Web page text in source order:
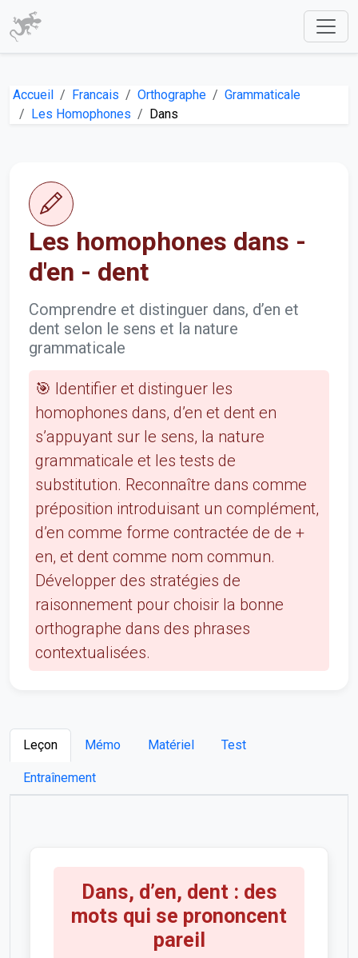
Accueil Francais Orthographe
Grammaticale
Les Homophones
Dans
Les homophones dans -
d'en - dent
Comprendre et distinguer dans, d’en et
dent selon le sens et la nature
grammaticale
🎯 Identifier et distinguer les
homophones dans, d’en et dent en
s’appuyant sur le sens, la nature
grammaticale et les tests de
substitution. Reconnaître dans comme
préposition introduisant un complément,
d’en comme forme contractée de de +
en, et dent comme nom commun.
Développer des stratégies de
raisonnement pour choisir la bonne
orthographe dans des phrases
contextualisées.
Leçon Mémo Matériel Test
Entraînement
Dans, d’en, dent : des
mots qui se prononcent
pareil